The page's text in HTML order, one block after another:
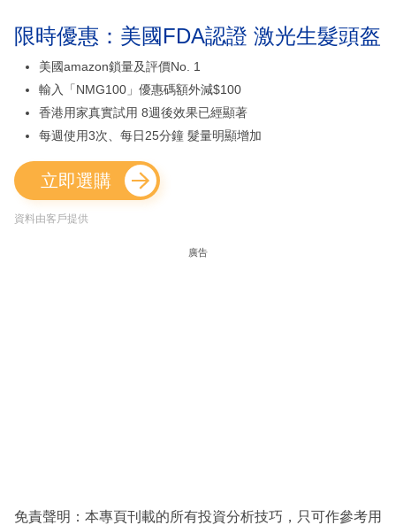
限時優惠：美國FDA認證 激光生髮頭盔
美國amazon鎖量及評價No. 1
輸入「NMG100」優惠碼額外減$100
香港用家真實試用 8週後效果已經顯著
每週使用3次、每日25分鐘 髮量明顯增加
立即選購
資料由客戶提供
廣告
免責聲明：本專頁刊載的所有投資分析技巧，只可作參考用